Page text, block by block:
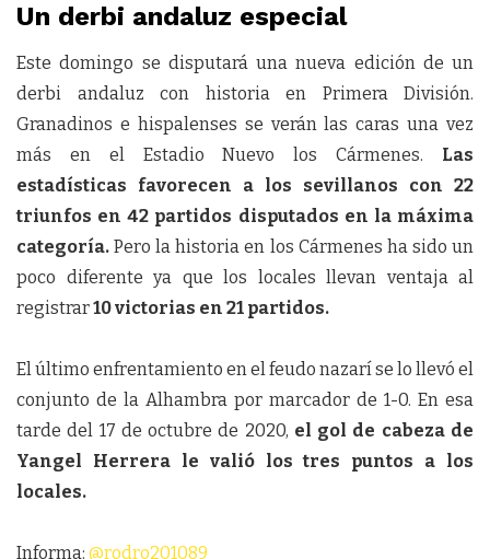
Un derbi andaluz especial
Este domingo se disputará una nueva edición de un
derbi andaluz con historia en Primera División.
Granadinos e hispalenses se verán las caras una vez
más en el Estadio Nuevo los Cármenes. Las
estadísticas favorecen a los sevillanos con 22
triunfos en 42 partidos disputados en la máxima
categoría.Pero la historia en los Cármenes ha sido un
poco diferente ya que los locales llevan ventaja al
registrar10 victorias en 21 partidos.
El último enfrentamiento en el feudo nazarí se lo llevó el
conjunto de la Alhambra por marcador de 1-0. En esa
tarde del 17 de octubre de 2020, el gol de cabeza de
Yangel Herrera le valió los tres puntos a los
locales.
Informa: @rodro201089